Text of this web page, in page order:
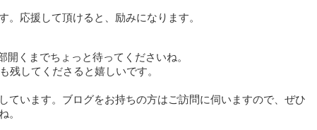
。応援して頂けると、励みになります。
くまでちょっと待ってくださいね。
してくださると嬉しいです。
ています。ブログをお持ちの方はご訪問に伺いますので、ぜひ
。